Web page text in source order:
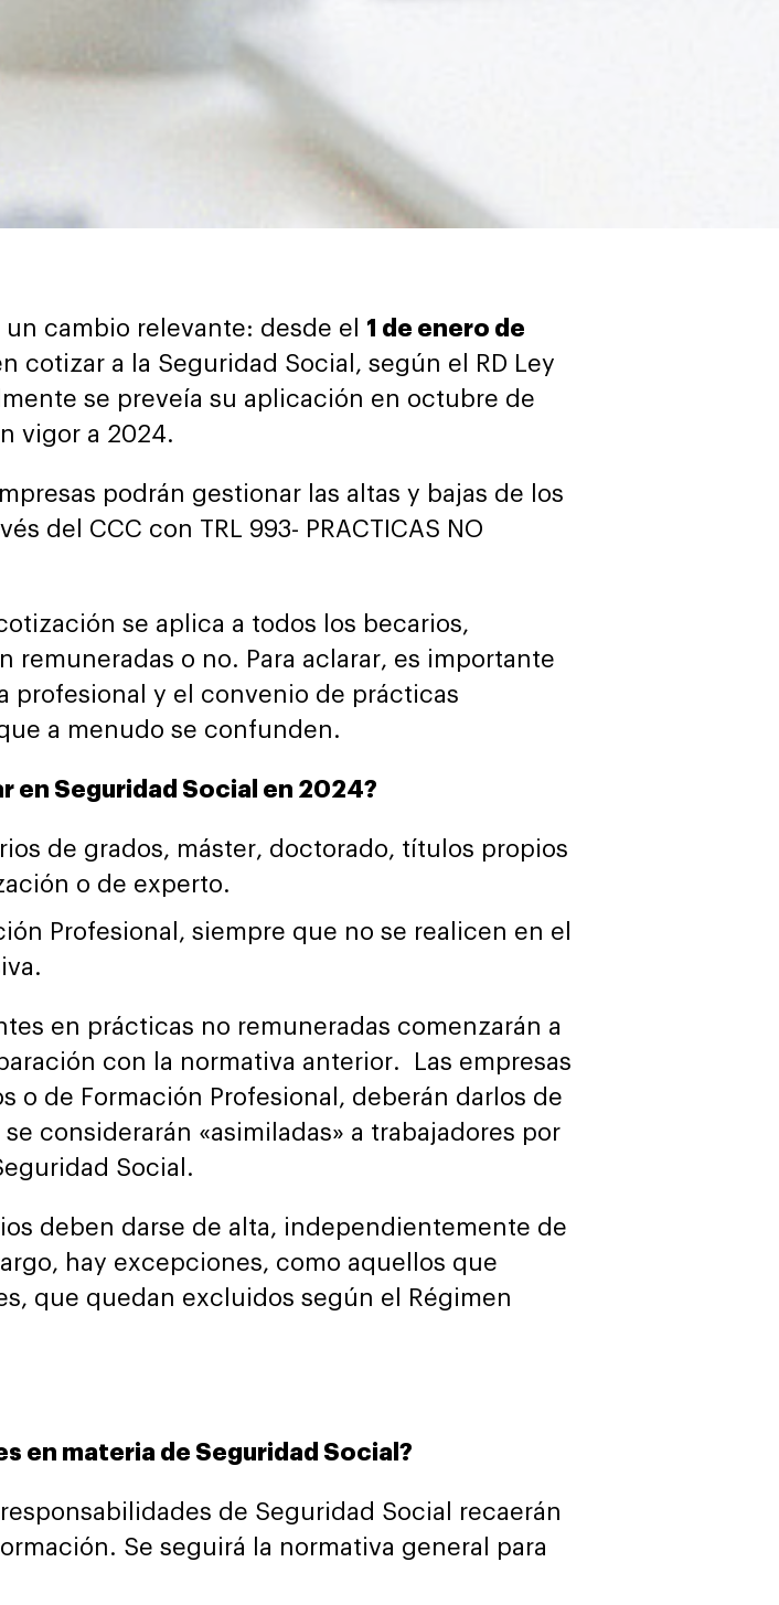
cambio relevante: desde el 1 de enero de
cotizar a la Seguridad Social, según el RD Ley
se preveía su aplicación en octubre de
vigor a 2024.
podrán gestionar las altas y bajas de los
del CCC con TRL 993- PRACTICAS NO
se aplica a todos los becarios,
o no. Para aclarar, es importante
profesional y el convenio de prácticas
a menudo se confunden.
en Seguridad Social en 2024?
de grados, máster, doctorado, títulos propios
o de experto.
Profesional, siempre que no se realicen en el
en prácticas no remuneradas comenzarán a
con la normativa anterior. Las empresas
o de Formación Profesional, deberán darlos de
considerarán «asimiladas» a trabajadores por
Social.
deben darse de alta, independientemente de
hay excepciones, como aquellos que
que quedan excluidos según el Régimen
en materia de Seguridad Social?
de Seguridad Social recaerán
Se seguirá la normativa general para